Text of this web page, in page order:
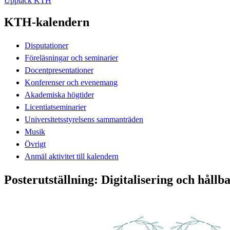
KTH-kalendern
Disputationer
Föreläsningar och seminarier
Docentpresentationer
Konferenser och evenemang
Akademiska högtider
Licentiatseminarier
Universitetsstyrelsens sammanträden
Musik
Övrigt
Anmäl aktivitet till kalendern
Posterutställning: Digitalisering och